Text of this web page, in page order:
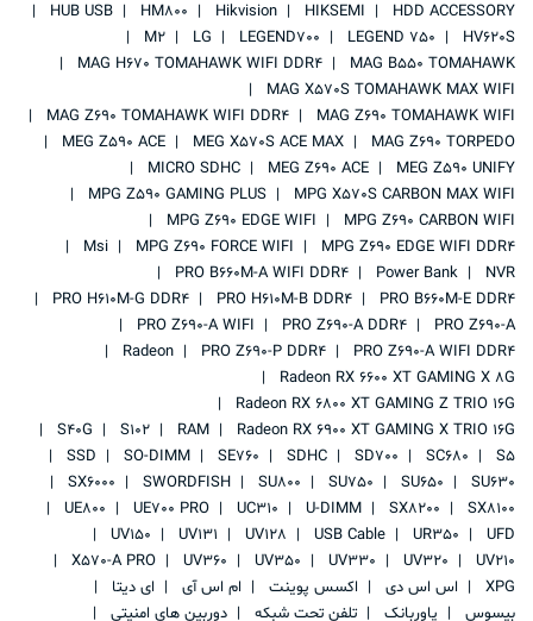
HDD ACCESSORY
HIKSEMI
Hikvision
HM800
HUB USB
HV620S
LEGEND 750
LEGEND700
LG
M2
MAG B550 TOMAHAWK
MAG H670 TOMAHAWK WIFI DDR4
MAG X570S TOMAHAWK MAX WIFI
MAG Z690 TOMAHAWK WIFI
MAG Z690 TOMAHAWK WIFI DDR4
MAG Z690 TORPEDO
MEG X570S ACE MAX
MEG Z590 ACE
MEG Z590 UNIFY
MEG Z690 ACE
MICRO SDHC
MPG X570S CARBON MAX WIFI
MPG Z590 GAMING PLUS
MPG Z690 CARBON WIFI
MPG Z690 EDGE WIFI
MPG Z690 EDGE WIFI DDR4
MPG Z690 FORCE WIFI
Msi
NVR
Power Bank
PRO B660M-A WIFI DDR4
PRO B660M-E DDR4
PRO H610M-B DDR4
PRO H610M-G DDR4
PRO Z690-A
PRO Z690-A DDR4
PRO Z690-A WIFI
PRO Z690-A WIFI DDR4
PRO Z690-P DDR4
Radeon
Radeon RX 6600 XT GAMING X 8G
Radeon RX 6800 XT GAMING Z TRIO 16G
Radeon RX 6900 XT GAMING X TRIO 16G
RAM
S102
S40G
S5
SC680
SD700
SDHC
SE760
SO-DIMM
SSD
SU630
SU650
SU750
SU800
SWORDFISH
SX6000
SX8100
SX8200
U-DIMM
UC310
UE700 PRO
UE800
UFD
UR350
USB Cable
UV128
UV131
UV150
UV210
UV320
UV330
UV350
UV360
X570-A PRO
XPG
اس اس دی اکسس پوینت ام اس آی
ای دیتا
بیسوس
پاوربانک تلفن تحت شبکه دوربین های امنیتی